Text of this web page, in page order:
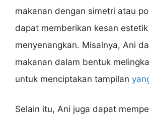
makanan dengan simetri atau
dapat memberikan kesan
menyenangkan. Misalnya, Ani
makanan dalam bentuk
untuk menciptakan tampilan
Selain itu, Ani juga dapat